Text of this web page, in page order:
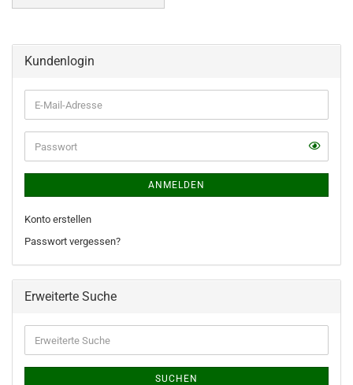
Kundenlogin
E-
Mail-
Adresse
ANMELDEN
Konto erstellen
Passwort vergessen?
Erweiterte Suche
Suche
SUCHEN